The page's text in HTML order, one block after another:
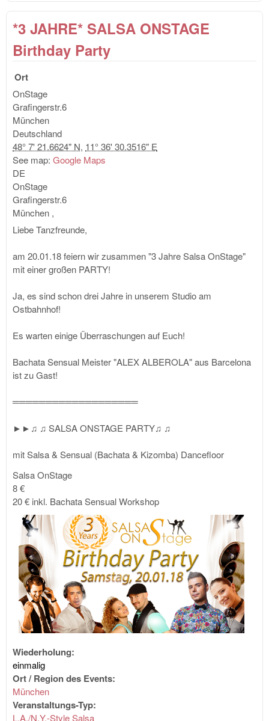
*3 JAHRE* SALSA ONSTAGE
Birthday Party
Ort
OnStage
Grafingerstr.6
München
Deutschland
48° 7' 21.6624" N, 11° 36' 30.3516" E
See map: Google Maps
DE
OnStage
Grafingerstr.6
München ,
Liebe Tanzfreunde,
am 20.01.18 feiern wir zusammen "3 Jahre Salsa OnStage"
mit einer großen PARTY!
Ja, es sind schon drei Jahre in unserem Studio am
Ostbahnhof!
Es warten einige Überraschungen auf Euch!
Bachata Sensual Meister "ALEX ALBEROLA" aus Barcelona
ist zu Gast!
═══════════════════
►►♫ ♫ SALSA ONSTAGE PARTY♫ ♫
mit Salsa & Sensual (Bachata & Kizomba) Dancefloor
Salsa OnStage
8 €
20 € inkl. Bachata Sensual Workshop
Wiederholung:
einmalig
Ort / Region des Events:
München
Veranstaltungs-Typ:
L.A./N.Y.-Style Salsa